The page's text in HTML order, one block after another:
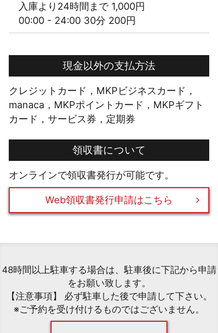
入庫より24時間まで 1,000円
00:00 - 24:00 30分 200円
現金以外の支払方法
クレジットカード，MKPビジネスカード，
manaca，MKPポイントカード，MKPギフト
カード，サービス券，定期券
領収書について
オンラインで領収書発行が可能です。
Web領収書発行申請はこちら
48時間以上駐車する場合は、駐車後に下記から申請
をお願い致します。
【注意事項】 必ず駐車した後で申請して下さい。
※ご予約を受け付けるものではございません。